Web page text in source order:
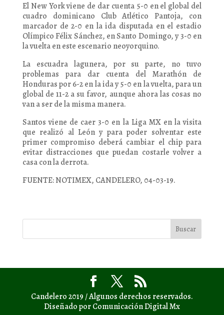
El New York viene de dar cuenta 5-0 en el global del
cuadro dominicano Club Atlético Pantoja, con
marcador de 2-0 en la ida disputada en el estadio
Olímpico Félix Sánchez, en Santo Domingo, y 3-0 en
la vuelta en este escenario neoyorquino.
La escuadra lagunera, por su parte, no tuvo
problemas para dar cuenta del Marathón de
Honduras por 6-2 en la ida y 5-0 en la vuelta, para un
global de 11-2 a su favor, aunque ahora las cosas no
van a ser de la misma manera.
Santos viene de caer 3-0 en la Liga MX en la visita
que realizó al León y para poder solventar este
primer compromiso deberá cambiar el chip para
evitar distracciones que puedan costarle volver a
casa con la derrota.
FUENTE: NOTIMEX, CANDELERO, 04-03-19.
Candelero 2019 / Algunos derechos reservados.
Diseñado por Comunicación Digital Mx